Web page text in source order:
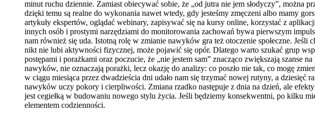
minut ruchu dziennie. Zamiast obiecywać sobie, że „od jutra nie jem słodyczy”, można
dzięki temu są realne do wykonania nawet wtedy, gdy jesteśmy zmęczeni albo mamy
artykuły ekspertów, oglądać webinary, zapisywać się na kursy online, korzystać z
innych osób i prostymi narzędziami do monitorowania zachowań bywa pierwszym
nam również się uda. Istotną rolę w zmianie nawyków gra też otoczenie społeczne.
nikt nie lubi aktywności fizycznej, może pojawić się opór. Dlatego warto szukać grup
postępami i porażkami oraz poczucie, że „nie jestem sam” znacząco zwiększają szanse
nawyków, nie oznaczają porażki, lecz okazję do analizy: co poszło nie tak, co mogę
w ciągu miesiąca przez dwadzieścia dni udało nam się trzymać nowej rutyny, a
nawyków uczy pokory i cierpliwości. Zmiana rzadko następuje z dnia na dzień, ale
jest cegiełką w budowaniu nowego stylu życia. Jeśli będziemy konsekwentni, po kilku
elementem codzienności.